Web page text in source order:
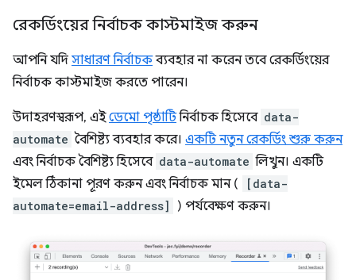
রেকর্ডিংয়ের নির্বাচক কাস্টমাইজ করুন
আপনি যদি সাধারণ নির্বাচকব্যবহার না করেন তবে রেকর্ডিংয়ের
নির্বাচক কাস্টমাইজ করতে পারেন।
উদাহরণস্বরূপ, এইডেমো পৃষ্ঠাটিনির্বাচক হিসেবে data-
automate বৈশিষ্ট্য ব্যবহার করে। একটি নতুন রেকর্ডিং শুরু করুন
এবং নির্বাচক বৈশিষ্ট্য হিসেবে data-automate লিখুন। একটি
ইমেল ঠিকানা পূরণ করুন এবং নির্বাচক মান (
[data-
automate=email-address]
) পর্যবেক্ষণ করুন।